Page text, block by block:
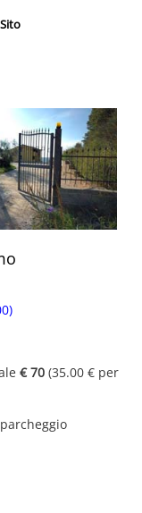
Sito
€ 70 (35.00 € per